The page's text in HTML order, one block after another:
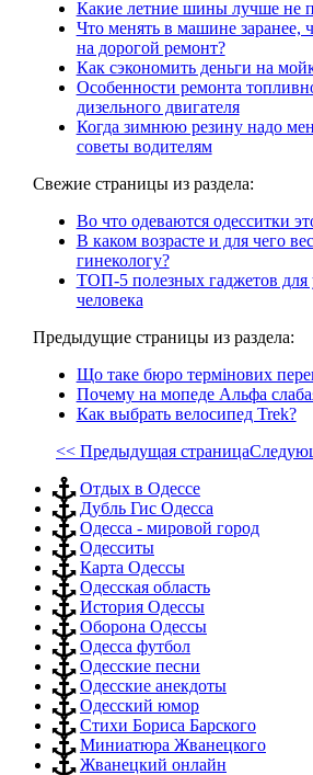
Какие летние шины лучше не
Что менять в машине заранее,
на дорогой ремонт?
Как сэкономить деньги на
Особенности ремонта
дизельного двигателя
Когда зимнюю резину надо
советы водителям
Свежие страницы из раздела:
Во что одеваются одесситки
В каком возрасте и для чего
гинекологу?
ТОП-5 полезных гаджетов для
человека
Предыдущие страницы из раздела:
Що таке бюро термінових
Почему на мопеде Альфа
Как выбрать велосипед Trek?
<< Предыдущая страница
Отдых в Одессе
Дубль Гис Одесса
Одесса - мировой город
Одесситы
Карта Одессы
Одесская область
История Одессы
Оборона Одессы
Одесса футбол
Одесские песни
Одесские анекдоты
Одесский юмор
Стихи Бориса Барского
Миниатюра Жванецкого
Жванецкий онлайн